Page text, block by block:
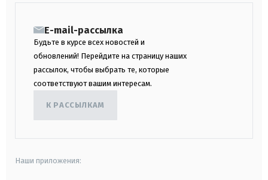
E-mail-рассылка
Будьте в курсе всех новостей и
обновлений! Перейдите на страницу наших
рассылок, чтобы выбрать те, которые
соответствуют вашим интересам.
К РАССЫЛКАМ
Наши приложения: